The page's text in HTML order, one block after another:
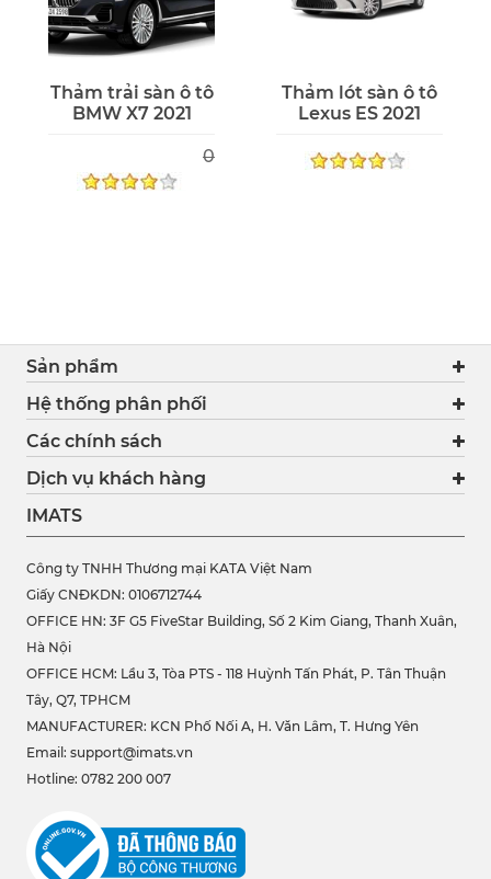
Thảm trải sàn ô tô
BMW X7 2021
0
Thảm lót sàn ô tô
Lexus ES 2021
Sản phẩm
Hệ thống phân phối
Các chính sách
Dịch vụ khách hàng
IMATS
Công ty TNHH Thương mại KATA Việt Nam
Giấy CNĐKDN: 0106712744
OFFICE HN: 3F G5 FiveStar Building, Số 2 Kim Giang, Thanh Xuân,
Hà Nội
OFFICE HCM: Lầu 3, Tòa PTS - 118 Huỳnh Tấn Phát, P. Tân Thuận
Tây, Q7, TPHCM
MANUFACTURER: KCN Phố Nối A, H. Văn Lâm, T. Hưng Yên
Email: support@imats.vn
Hotline: 0782 200 007